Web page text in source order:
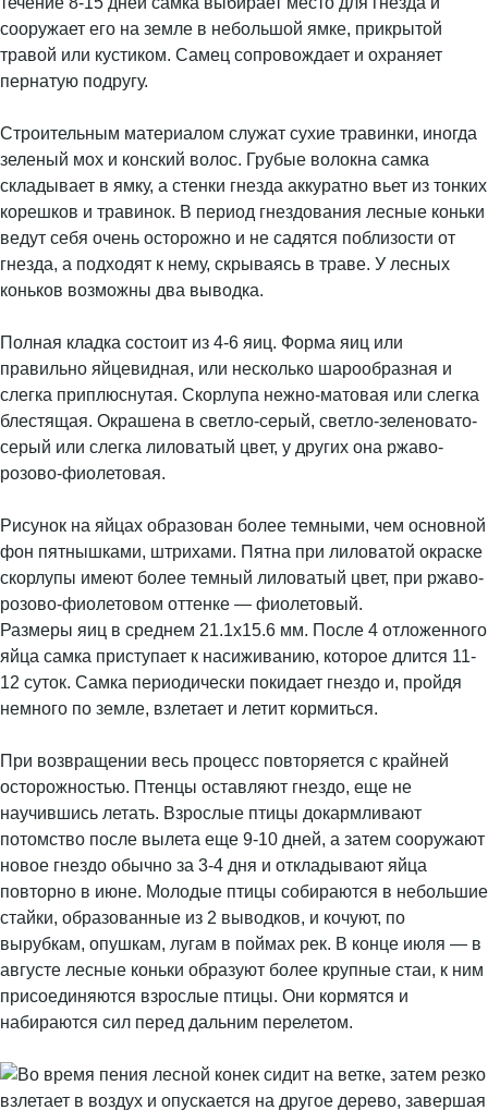
сооружает его на земле в небольшой ямке, прикрытой
травой или кустиком. Самец сопровождает и охраняет
пернатую подругу.
Строительным материалом служат сухие травинки, иногда
зеленый мох и конский волос. Грубые волокна самка
складывает в ямку, а стенки гнезда аккуратно вьет из тонких
корешков и травинок. В период гнездования лесные коньки
ведут себя очень осторожно и не садятся поблизости от
гнезда, а подходят к нему, скрываясь в траве. У лесных
коньков возможны два выводка.
Полная кладка состоит из 4-6 яиц. Форма яиц или
правильно яйцевидная, или несколько шарообразная и
слегка приплюснутая. Скорлупа нежно-матовая или слегка
блестящая. Окрашена в светло-серый, светло-зеленовато-
серый или слегка лиловатый цвет, у других она ржаво-
розово-фиолетовая.
Рисунок на яйцах образован более темными, чем основной
фон пятнышками, штрихами. Пятна при лиловатой окраске
скорлупы имеют более темный лиловатый цвет, при ржаво-
розово-фиолетовом оттенке — фиолетовый.
Размеры яиц в среднем 21.1х15.6 мм. После 4 отложенного
яйца самка приступает к насиживанию, которое длится 11-
12 суток. Самка периодически покидает гнездо и, пройдя
немного по земле, взлетает и летит кормиться.
При возвращении весь процесс повторяется с крайней
осторожностью. Птенцы оставляют гнездо, еще не
научившись летать. Взрослые птицы докармливают
потомство после вылета еще 9-10 дней, а затем сооружают
новое гнездо обычно за 3-4 дня и откладывают яйца
повторно в июне. Молодые птицы собираются в небольшие
стайки, образованные из 2 выводков, и кочуют, по
вырубкам, опушкам, лугам в поймах рек. В конце июля — в
августе лесные коньки образуют более крупные стаи, к ним
присоединяются взрослые птицы. Они кормятся и
набираются сил перед дальним перелетом.